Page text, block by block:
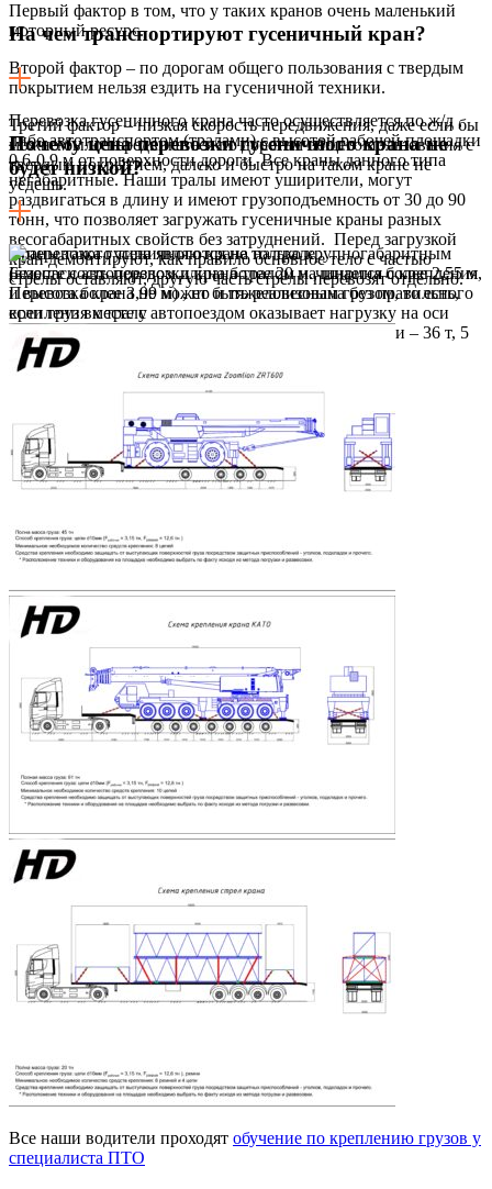
Первый фактор в том, что у таких кранов очень маленький
моторный ресурс.
Второй фактор – по дорогам общего пользования с твердым
покрытием нельзя ездить на гусеничной техники.
Третий фактор – низкая скорость передвижения, даже если бы
можно было передвигаться по дорогам общего пользования с
твердым покрытием, далеко и быстро на таком кране не
уедешь.
На чем транспортируют гусеничный кран?
Перевозка гусеничного крана часто осуществляется по ж/д ,
либо автотранспортом (тралами) с высотой рабочей площадки
0,6-0,9 м от поверхности дороги. Все краны данного типа
негабаритные. Наши тралы имеют уширители, могут
раздвигаться в длину и имеют грузоподъемность от 30 до 90
тонн, что позволяет загружать гусеничные краны разных
весогабаритных свойств без затруднений. Перед загрузкой
кран демонтируют, как правило основное тело с частью
стрелы оставляют, другую часть стрелы перевозят отдельно.
Почему цена перевозки гусеничного крана не
будет низкой?
Краны такого типа являются не только крупногабаритным
(вместе с автопоездом длина более 20 м., ширина более 2,55 м,
и высота более 3,99 м) , но и тяжеловесным грузом, то есть,
если груз вместе с автопоездом оказывает нагрузку на оси
более установленных пределов — 3 оси – 28 т, 4 оси – 36 т, 5
осей – 40 т, 6 осей – 44 т.
Безопасность перевозки крана тралом начинается с крепления
Перевозка крана не может быть реализована без правильного
крепления к тралу
Все наши водители проходят обучение по креплению грузов у
специалиста ПТО